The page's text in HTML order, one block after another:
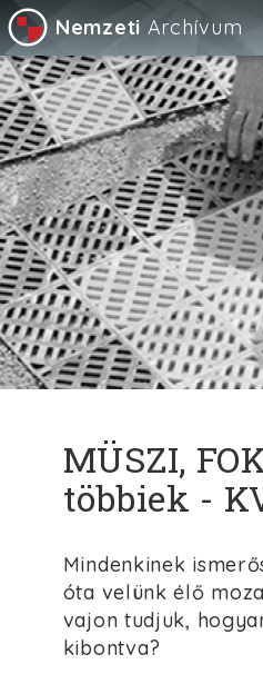
Nemzeti Archívum
MÜSZI,
többiek -
Mindenkinek
óta velünk élő
vajon tudjuk,
kibontva?